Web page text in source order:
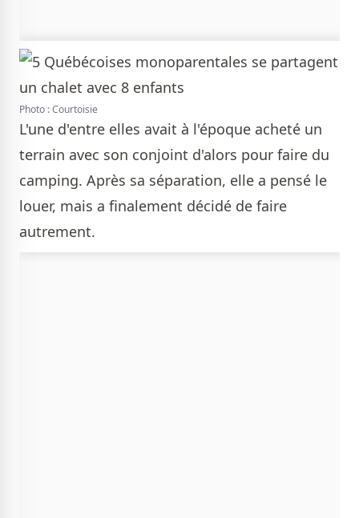
Photo : Courtoisie
L'une d'entre elles avait à l'époque acheté un
terrain avec son conjoint d'alors pour faire du
camping. Après sa séparation, elle a pensé le
louer, mais a finalement décidé de faire
autrement.